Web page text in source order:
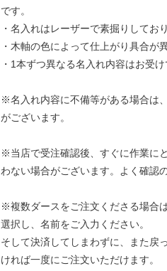
です。
・名入れはレーザーで素掘りしてお
・木軸の色によって仕上がり具合が
・1本ずつ異なる名入れ内容はお受
※名入れ内容に不備等がある場合は
がございます。
※当店で受注確認後、すぐに作業に
わない場合がございます。よく確認
※複数ダースをご注文くださる場合
選択し、名前をご入力ください。
そして決済してしまわずに、また戻
ければ一度にご注文いただけます。